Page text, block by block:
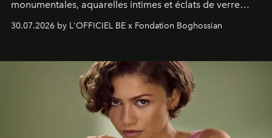
monumentales, aquarelles intimes et éclats de verre
soufflé, l’artiste français compose un itinéraire
émotionnel où chaque œuvre devient le souvenir
émerveillement.
30.07.2026 by L'OFFICIEL BE x Fondation Boghossian